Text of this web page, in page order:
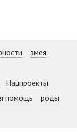
змея
Нацпроекты
помощь
роды